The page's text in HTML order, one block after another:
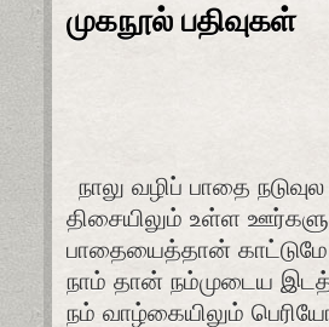
முகநூல் பதிவுகள்
நாலு வழிப் பாதை நடுவுல
திசையிலும் உள்ள
பாதையைத்தான் காட்டுமே
நாம் தான் நம்முடைய
நம் வாழ்கையிலும்